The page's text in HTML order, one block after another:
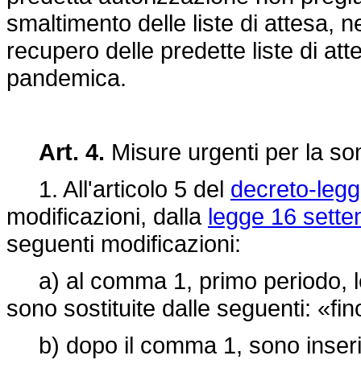
smaltimento delle liste di attesa,
recupero delle predette liste di
pandemica.
Art. 4. Misure urgenti per la
1. All'articolo 5 del decreto-
modificazioni, dalla legge 16
seguenti modificazioni:
a) al comma 1, primo periodo,
sono sostituite dalle seguenti:
b) dopo il comma 1, sono